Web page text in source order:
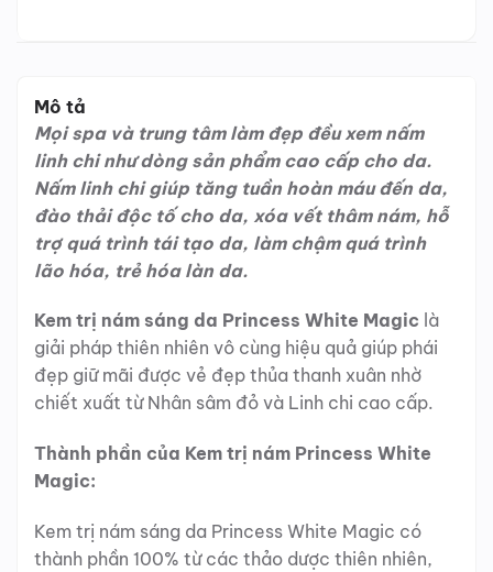
Mô tả
Mọi spa và trung tâm làm đẹp đều xem nấm
linh chi như dòng sản phẩm cao cấp cho da.
Nấm linh chi giúp tăng tuần hoàn máu đến da,
đào thải độc tố cho da, xóa vết thâm nám, hỗ
trợ quá trình tái tạo da, làm chậm quá trình
lão hóa, trẻ hóa làn da.
Kem trị nám sáng da Princess White Magic là
giải pháp thiên nhiên vô cùng hiệu quả giúp phái
đẹp giữ mãi được vẻ đẹp thủa thanh xuân nhờ
chiết xuất từ Nhân sâm đỏ và Linh chi cao cấp.
Thành phần của Kem trị nám Princess White
Magic:
Kem trị nám sáng da Princess White Magic có
thành phần 100% từ các thảo dược thiên nhiên,